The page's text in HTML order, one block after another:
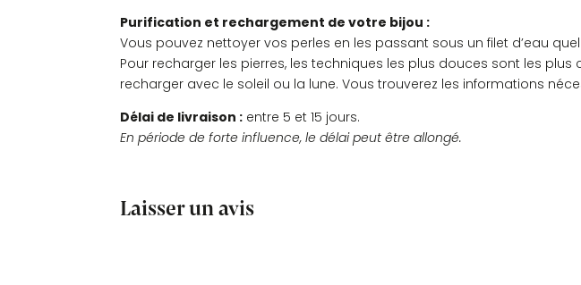
Purification et rechargement de votre bijou :
Vous pouvez nettoyer vos perles en les passant sous un filet d’eau
Pour recharger les pierres, les techniques les plus douces sont les
recharger avec le soleil ou la lune. Vous trouverez les informations
Délai de livraison : entre 5 et 15 jours.
En période de forte influence, le délai peut être allongé.
Laisser un avis